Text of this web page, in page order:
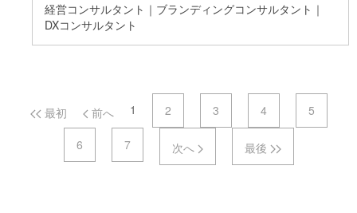
経営コンサルタント｜ブランディングコンサルタント｜
DXコンサルタント
ページナビゲーション
最初 前へ 1 2 3 4 5
6 7 次へ 最後